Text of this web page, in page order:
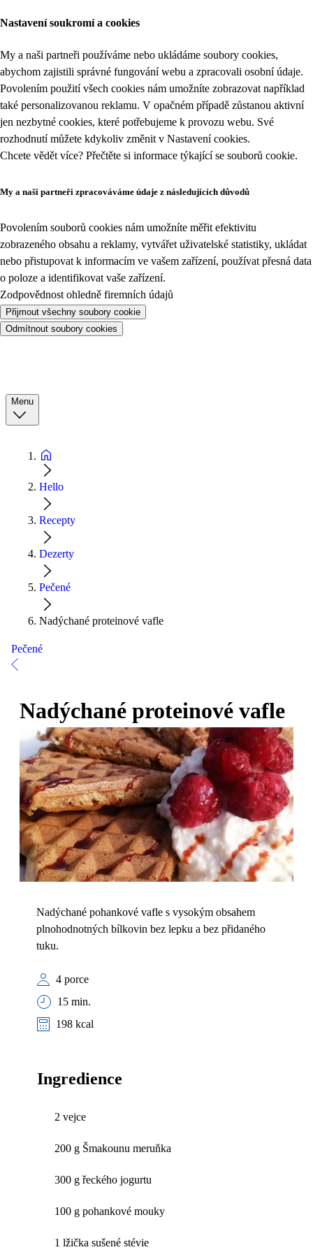
Nastavení soukromí a cookies
My a naši partneři používáme nebo ukládáme soubory cookies,
abychom zajistili správné fungování webu a zpracovali osobní údaje.
Povolením použití všech cookies nám umožníte zobrazovat například
také personalizovanou reklamu. V opačném případě zůstanou aktivní
jen nezbytné cookies, které potřebujeme k provozu webu. Své
rozhodnutí můžete kdykoliv změnit v Nastavení cookies.
Chcete vědět více? Přečtěte si informace týkající se souborů cookie.
My a naši partneři zpracováváme údaje z následujících důvodů
Povolením souborů cookies nám umožníte měřit efektivitu
zobrazeného obsahu a reklamy, vytvářet uživatelské statistiky, ukládat
nebo přistupovat k informacím ve vašem zařízení, používat přesná data
o poloze a identifikovat vaše zařízení.
Zodpovědnost ohledně firemních údajů
Přijmout všechny soubory cookie
Odmítnout soubory cookies
Menu
Hello
Recepty
Dezerty
Pečené
Nadýchané proteinové vafle
Pečené
Nadýchané proteinové vafle
Nadýchané pohankové vafle s vysokým obsahem
plnohodnotných bílkovin bez lepku a bez přidaného
tuku.
4 porce
15 min.
198 kcal
Ingredience
2 vejce
200 g Šmakounu meruňka
300 g řeckého jogurtu
100 g pohankové mouky
1 lžička sušené stévie